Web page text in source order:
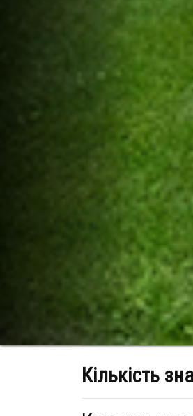
Кількість